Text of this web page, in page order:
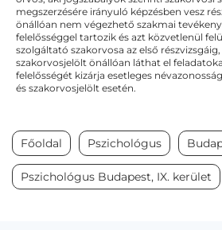
megszerzésére irányuló képzésben vesz
önállóan nem végezhető szakmai
felelősséggel tartozik és azt közvetlenül
szolgáltató szakorvosa az első
szakorvosjelölt önállóan láthat el
felelősségét kizárja esetleges
és szakorvosjelölt esetén.
Főoldal Pszichológus
Pszichológus Budapest, IX. kerület